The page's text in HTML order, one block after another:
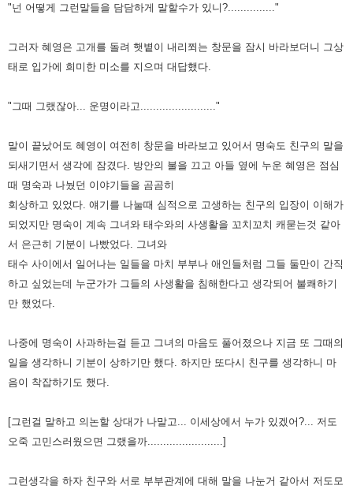
"넌 어떻게 그런말들을 담담하게 말할수가 있니?..............."
그러자 혜영은 고개를 돌려 햇볕이 내리쬐는 창문을 잠시 바라보더니 그상
태로 입가에 희미한 미소를 지으며 대답했다.
"그때 그랬잖아... 운명이라고........................"
말이 끝났어도 혜영이 여전히 창문을 바라보고 있어서 명숙도 친구의 말을
되새기면서 생각에 잠겼다. 방안의 불을 끄고 아들 옆에 누운 혜영은 점심
때 명숙과 나눴던 이야기들을 곰곰히
회상하고 있었다. 얘기를 나눌때 심적으로 고생하는 친구의 입장이 이해가
되었지만 명숙이 계속 그녀와 태수와의 사생활을 꼬치꼬치 캐묻는것 같아
서 은근히 기분이 나빴었다. 그녀와
태수 사이에서 일어나는 일들을 마치 부부나 애인들처럼 그들 둘만이 간직
하고 싶었는데 누군가가 그들의 사생활을 침해한다고 생각되어 불쾌하기
만 했었다.
나중에 명숙이 사과하는걸 듣고 그녀의 마음도 풀어졌으나 지금 또 그때의
일을 생각하니 기분이 상하기만 했다. 하지만 또다시 친구를 생각하니 마
음이 착잡하기도 했다.
[그런걸 말하고 의논할 상대가 나말고... 이세상에서 누가 있겠어?... 저도
오죽 고민스러웠으면 그랬을까........................]
그런생각을 하자 친구와 서로 부부관계에 대해 말을 나눈거 같아서 저도모